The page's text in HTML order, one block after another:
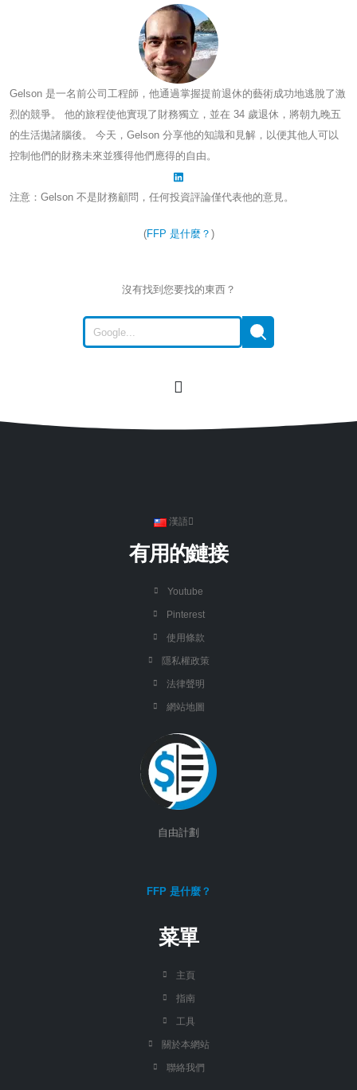
Gelson 是一名前公司工程師，他通過掌握提前退休的藝術成功地逃脫了激
烈的競爭。 他的旅程使他實現了財務獨立，並在 34 歲退休，將朝九晚五
的生活拋諸腦後。 今天，Gelson 分享他的知識和見解，以便其他人可以
控制他們的財務未來並獲得他們應得的自由。
注意：Gelson 不是財務顧問，任何投資評論僅代表他的意見。
(FFP 是什麼？ )
沒有找到您要找的東西？
漢語
有用的鏈接
Youtube
Pinterest
使用條款
隱私權政策
法律聲明
網站地圖
自由計劃
FFP 是什麼？
菜單
主頁
指南
工具
關於本網站
聯絡我們